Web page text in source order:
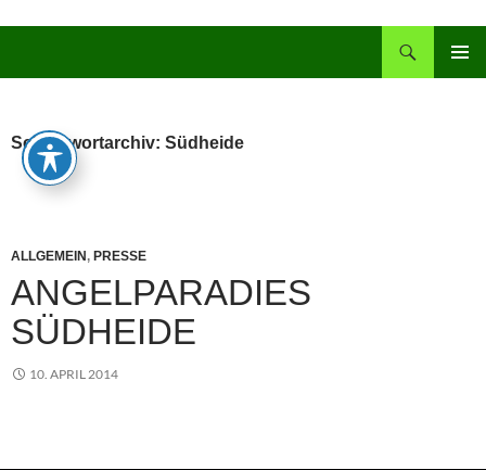
Schlagwortarchiv: Südheide
ALLGEMEIN , PRESSE
ANGELPARADIES
SÜDHEIDE
10. APRIL 2014